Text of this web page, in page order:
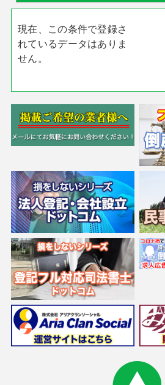
現在、この条件で登録さ
れているデータはありま
せん。